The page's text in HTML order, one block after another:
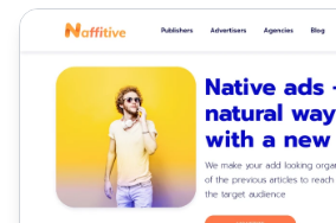
Programme d'affiliation Naffitive